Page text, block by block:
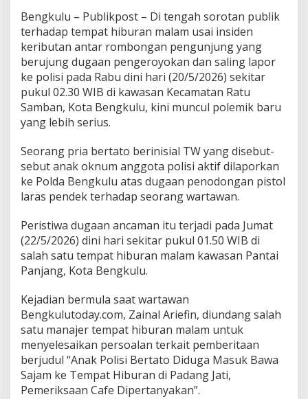
Bengkulu – Publikpost – Di tengah sorotan publik
terhadap tempat hiburan malam usai insiden
keributan antar rombongan pengunjung yang
berujung dugaan pengeroyokan dan saling lapor
ke polisi pada Rabu dini hari (20/5/2026) sekitar
pukul 02.30 WIB di kawasan Kecamatan Ratu
Samban, Kota Bengkulu, kini muncul polemik baru
yang lebih serius.
Seorang pria bertato berinisial TW yang disebut-
sebut anak oknum anggota polisi aktif dilaporkan
ke Polda Bengkulu atas dugaan penodongan pistol
laras pendek terhadap seorang wartawan.
Peristiwa dugaan ancaman itu terjadi pada Jumat
(22/5/2026) dini hari sekitar pukul 01.50 WIB di
salah satu tempat hiburan malam kawasan Pantai
Panjang, Kota Bengkulu.
Kejadian bermula saat wartawan
Bengkulutoday.com, Zainal Ariefin, diundang salah
satu manajer tempat hiburan malam untuk
menyelesaikan persoalan terkait pemberitaan
berjudul “Anak Polisi Bertato Diduga Masuk Bawa
Sajam ke Tempat Hiburan di Padang Jati,
Pemeriksaan Cafe Dipertanyakan”.